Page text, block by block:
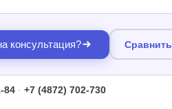
консультация? Сравнить
84 · +7 (4872) 702-730